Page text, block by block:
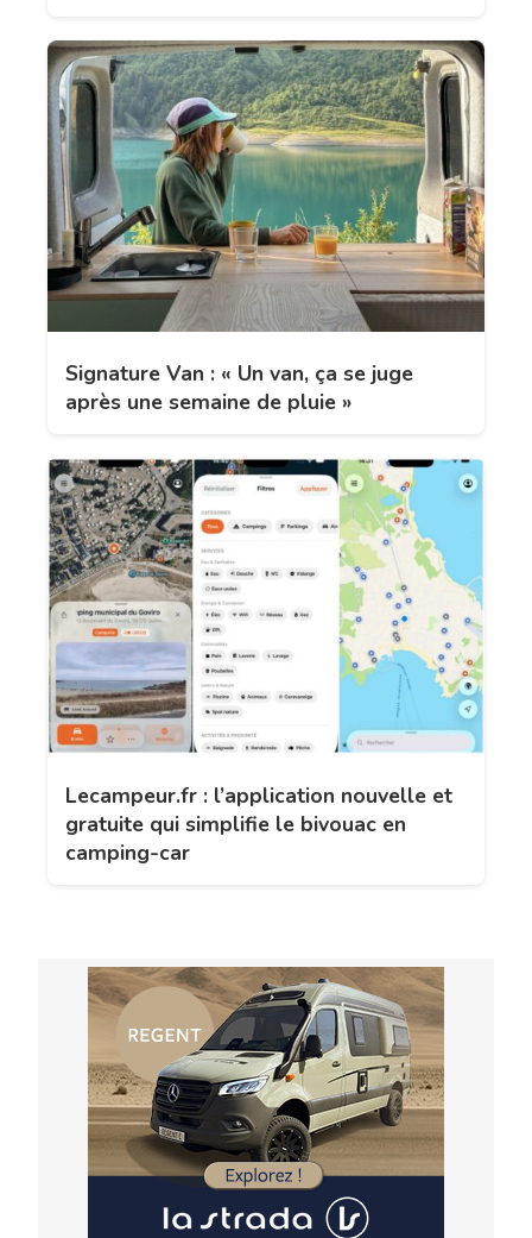
Signature Van : « Un van, ça se juge
après une semaine de pluie »
Lecampeur.fr : l’application nouvelle et
gratuite qui simplifie le bivouac en
camping-car